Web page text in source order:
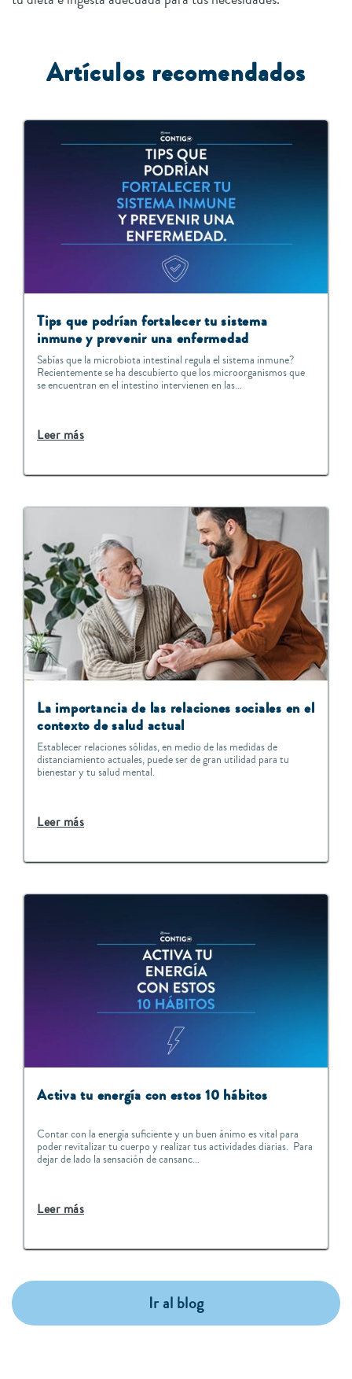
Artículos recomendados
Tips que podrían fortalecer tu sistema
inmune y prevenir una enfermedad
Sabías que la microbiota intestinal regula el sistema inmune?
Recientemente se ha descubierto que los microorganismos que
se encuentran en el intestino intervienen en las...
Leer más
La importancia de las relaciones sociales en el
contexto de salud actual
Establecer relaciones sólidas, en medio de las medidas de
distanciamiento actuales, puede ser de gran utilidad para tu
bienestar y tu salud mental.
Leer más
Activa tu energía con estos 10 hábitos
Contar con la energía suficiente y un buen ánimo es vital para
poder revitalizar tu cuerpo y realizar tus actividades diarias. Para
dejar de lado la sensación de cansanc...
Leer más
Ir al blog